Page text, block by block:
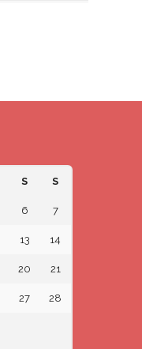
S S
6 7
13 14
20 21
27 28